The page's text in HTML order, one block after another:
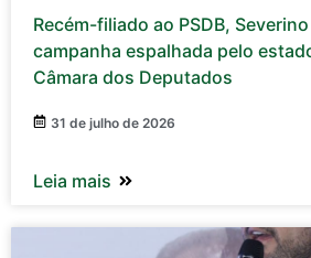
Recém-filiado ao PSDB,
campanha espalhada pelo
Câmara dos Deputados
31 de julho de 2026
Leia mais